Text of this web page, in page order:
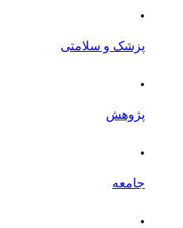
.
پزشک و سلامتی
.
پژوهش
.
جامعه
.